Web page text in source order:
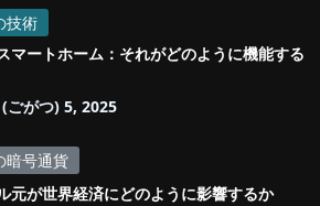
技術
マートホーム：それがどのように機能する
ごがつ) 5, 2025
暗号通貨
元が世界経済にどのように影響するか